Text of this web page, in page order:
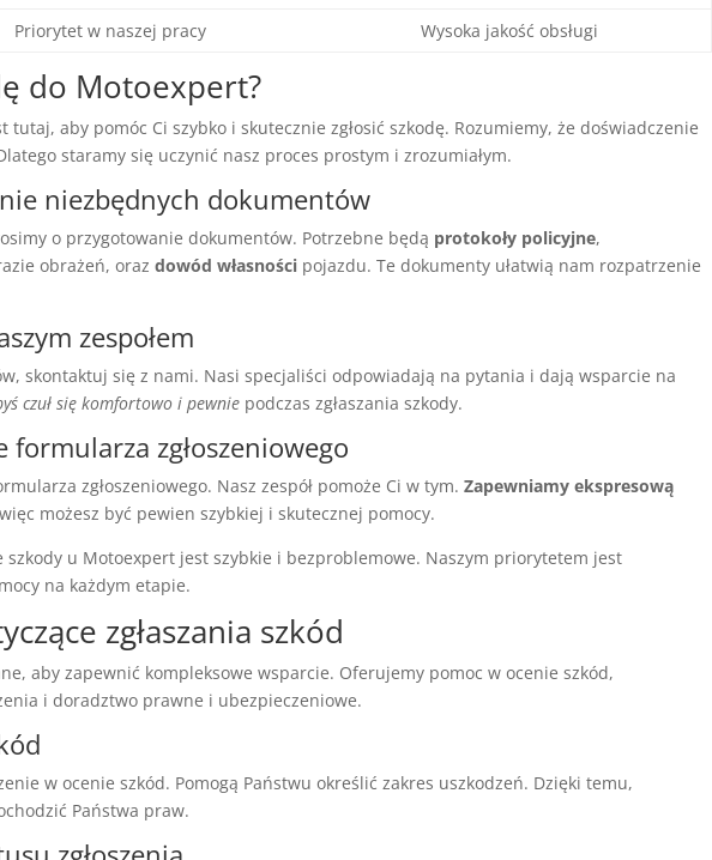
Priorytet w naszej pracy Wysoka jakość obsługi
do Motoexpert?
tutaj, aby pomóc Ci szybko i skutecznie zgłosić szkodę. Rozumiemy, że doświadczenie
staramy się uczynić nasz proces prostym i zrozumiałym.
niezbędnych dokumentów
o przygotowanie dokumentów. Potrzebne będą protokoły policyjne,
obrażeń, orazdowód własności pojazdu. Te dokumenty ułatwią nam rozpatrzenie
zespołem
skontaktuj się z nami. Nasi specjaliści odpowiadają na pytania i dają wsparcie na
czuł się komfortowo i pewnie podczas zgłaszania szkody.
formularza zgłoszeniowego
zgłoszeniowego. Nasz zespół pomoże Ci w tym.Zapewniamy ekspresową
możesz być pewien szybkiej i skutecznej pomocy.
szkody u Motoexpert jest szybkie i bezproblemowe. Naszym priorytetem jest
na każdym etapie.
zgłaszania szkód
aby zapewnić kompleksowe wsparcie. Oferujemy pomoc w ocenie szkód,
i doradztwo prawne i ubezpieczeniowe.
w ocenie szkód. Pomogą Państwu określić zakres uszkodzeń. Dzięki temu,
Państwa praw.